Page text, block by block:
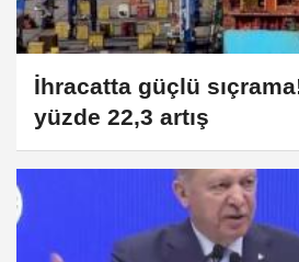
İhracatta güçlü
yüzde 22,3 artış